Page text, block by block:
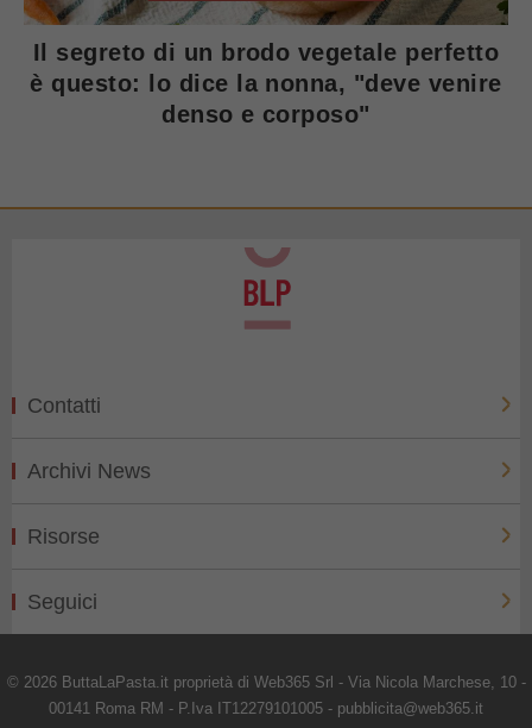
Il segreto di un brodo vegetale perfetto
è questo: lo dice la nonna, "deve venire
denso e corposo"
Contatti
Archivi News
Risorse
Seguici
© 2026 ButtaLaPasta.it proprietà di Web365 Srl - Via Nicola Marchese, 10 -
00141 Roma RM - P.Iva IT12279101005 - pubblicita@web365.it